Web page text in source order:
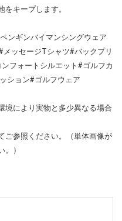
をキープします。
ンギンバイマンシングウェア
ッセージTシャツ#バックプリ
フォートシルエット#ゴルフカ
ション#ゴルフウェア
境により実物と多少異なる場合
ご参照ください。（単体画像が
）